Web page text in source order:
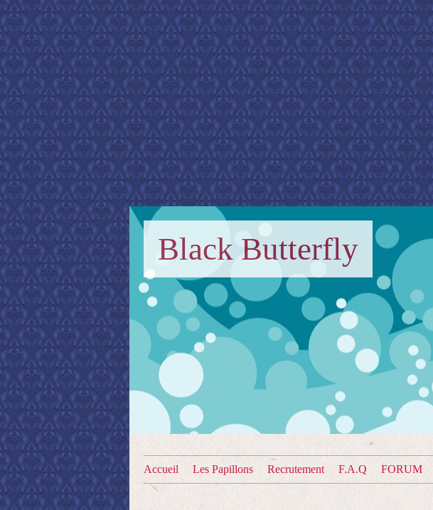
Black Butterfly
Accueil Les Papillons Recrutement F.A.Q FORUM